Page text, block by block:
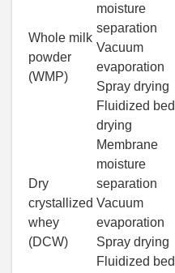
Whole milk
powder
(WMP)
moisture
separation
Vacuum
evaporation
Spray drying
Fluidized bed
drying
Dry
crystallized
whey
(DCW)
Membrane
moisture
separation
Vacuum
evaporation
Spray drying
Fluidized bed